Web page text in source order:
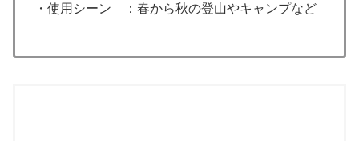
・使用シーン ：春から秋の登山やキャンプなど